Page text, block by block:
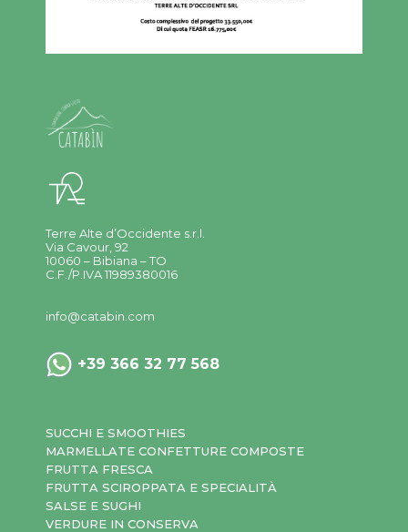
Terre Alte d’Occidente s.r.l.
Via Cavour, 92
10060 – Bibiana – TO
C.F./P.IVA 11989380016
info@catabin.com
+39 366 32 77 568
SUCCHI E SMOOTHIES
MARMELLATE CONFETTURE COMPOSTE
FRUTTA FRESCA
FRUTTA SCIROPPATA E SPECIALITÀ
SALSE E SUGHI
VERDURE IN CONSERVA